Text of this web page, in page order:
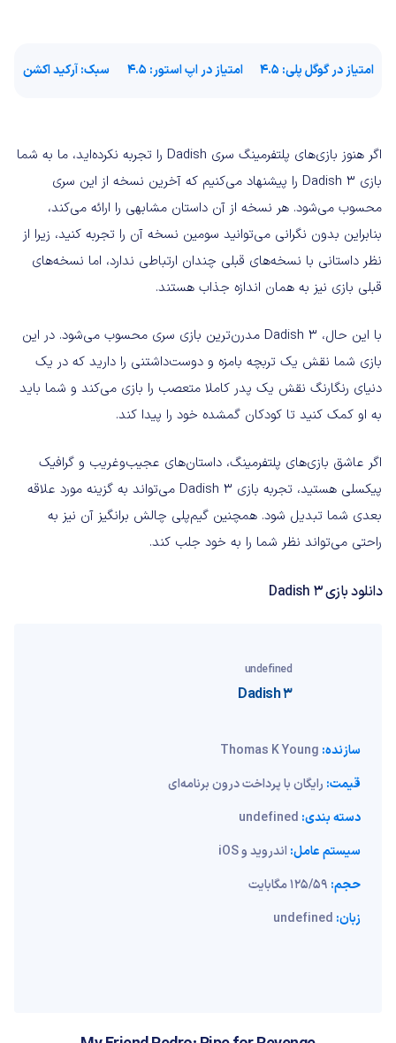
امتیاز در گوگل پلی: 4.5 امتیاز در اپ استور: سبک: آرکید اکشن
اگر هنوز بازی‌های پلتفرمینگ سری Dadish را تجربه نکرده‌اید، ما به شما
بازی Dadish 3 را پیشنهاد می‌کنیم که آخرین نسخه از این سری
محسوب می‌شود. هر نسخه از آن داستان مشابهی را ارائه می‌کند،
بنابراین بدون نگرانی می‌توانید سومین نسخه آن را تجربه کنید، زیرا از
نظر داستانی با نسخه‌های قبلی چندان ارتباطی ندارد، اما نسخه‌های
قبلی بازی نیز به همان اندازه جذاب هستند.
با این حال، Dadish 3 مدرن‌ترین بازی سری محسوب می‌شود. در این
بازی شما نقش یک تربچه بامزه و دوست‌داشتنی را دارید که در یک
دنیای رنگارنگ نقش یک پدر کاملا متعصب را بازی می‌کند و شما باید
به او کمک کنید تا کودکان گمشده خود را پیدا کند.
اگر عاشق بازی‌های پلتفرمینگ، داستان‌های عجیب‌و‌غریب و گرافیک
پیکسلی هستید، تجربه بازی Dadish 3 می‌تواند به گزینه مورد علاقه
بعدی شما تبدیل شود. همچنین گیم‌پلی چالش برانگیز آن نیز به
راحتی می‌تواند نظر شما را به خود جلب کند.
دانلود بازی Dadish 3
undefined
Dadish 3
سازنده:
قیمت: رایگان با پرداخت درون برنامه‌ای
دسته بندی:
سیستم عامل: اندروید و iOS
حجم:
زبان: